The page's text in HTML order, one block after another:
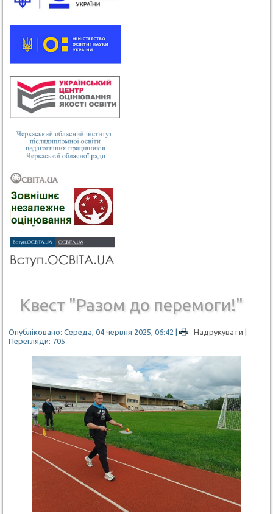
Квест "Разом до перемоги!"
Опубліковано: Середа, 04 червня 2025, 06:42 | Надрукувати |
Перегляди: 705